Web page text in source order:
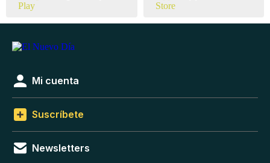
Mi cuenta
Suscríbete
Newsletters